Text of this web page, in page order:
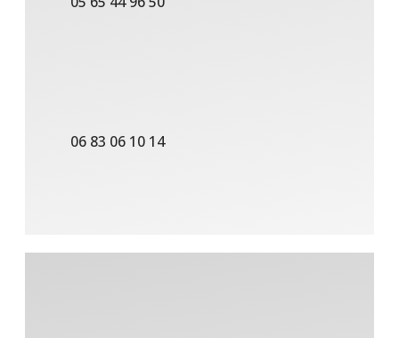
06 83 06 10 14